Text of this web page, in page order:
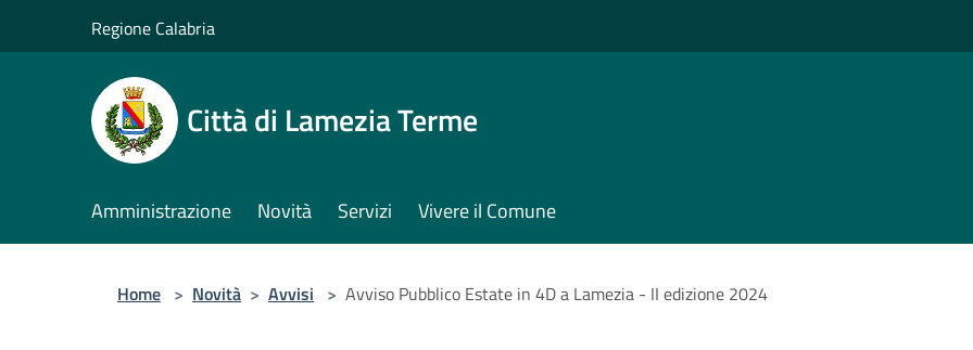
Regione Calabria
Città di Lamezia Terme
Amministrazione Novità Servizi Vivere il Comune
Home > Novità > Avvisi > Avviso Pubblico Estate in 4D a Lamezia - II edizione 2024